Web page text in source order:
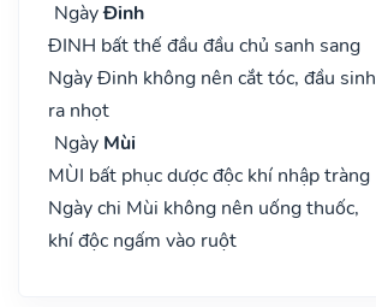
NgàyĐinh
ĐINH bất thế đầu đầu chủ sanh sang
Ngày Đinh không nên cắt tóc, đầu sinh
ra nhọt
Ngày Mùi
MÙI bất phục dược độc khí nhập tràng
Ngày chi Mùi không nên uống thuốc,
khí độc ngấm vào ruột